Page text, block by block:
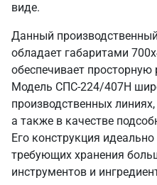
виде.
Данный
обладает габаритами
обеспечивает
Модель СПС-224/407Н
производственных
а также в качестве
Его конструкция
требующих хранения
инструментов и